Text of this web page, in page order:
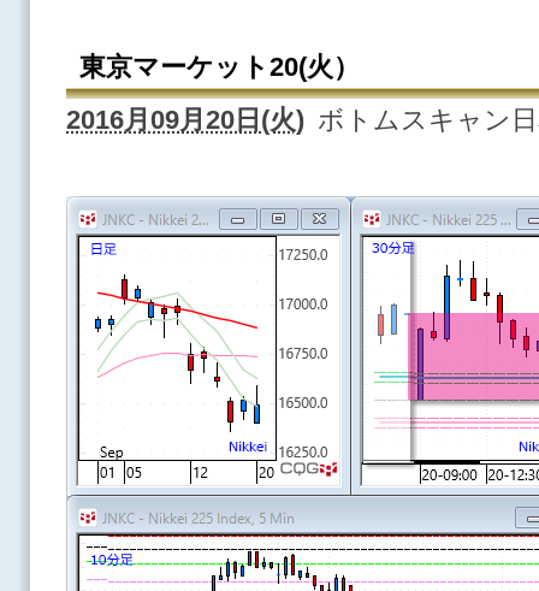
東京マーケット20(火）
2016月09月20日(火) ボトムスキャン